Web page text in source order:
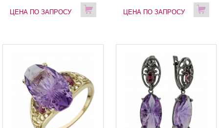
ЦЕНА ПО ЗАПРОСУ ЦЕНА ПО ЗАПРОСУ